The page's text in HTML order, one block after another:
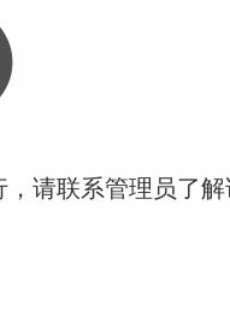
请联系管理员了